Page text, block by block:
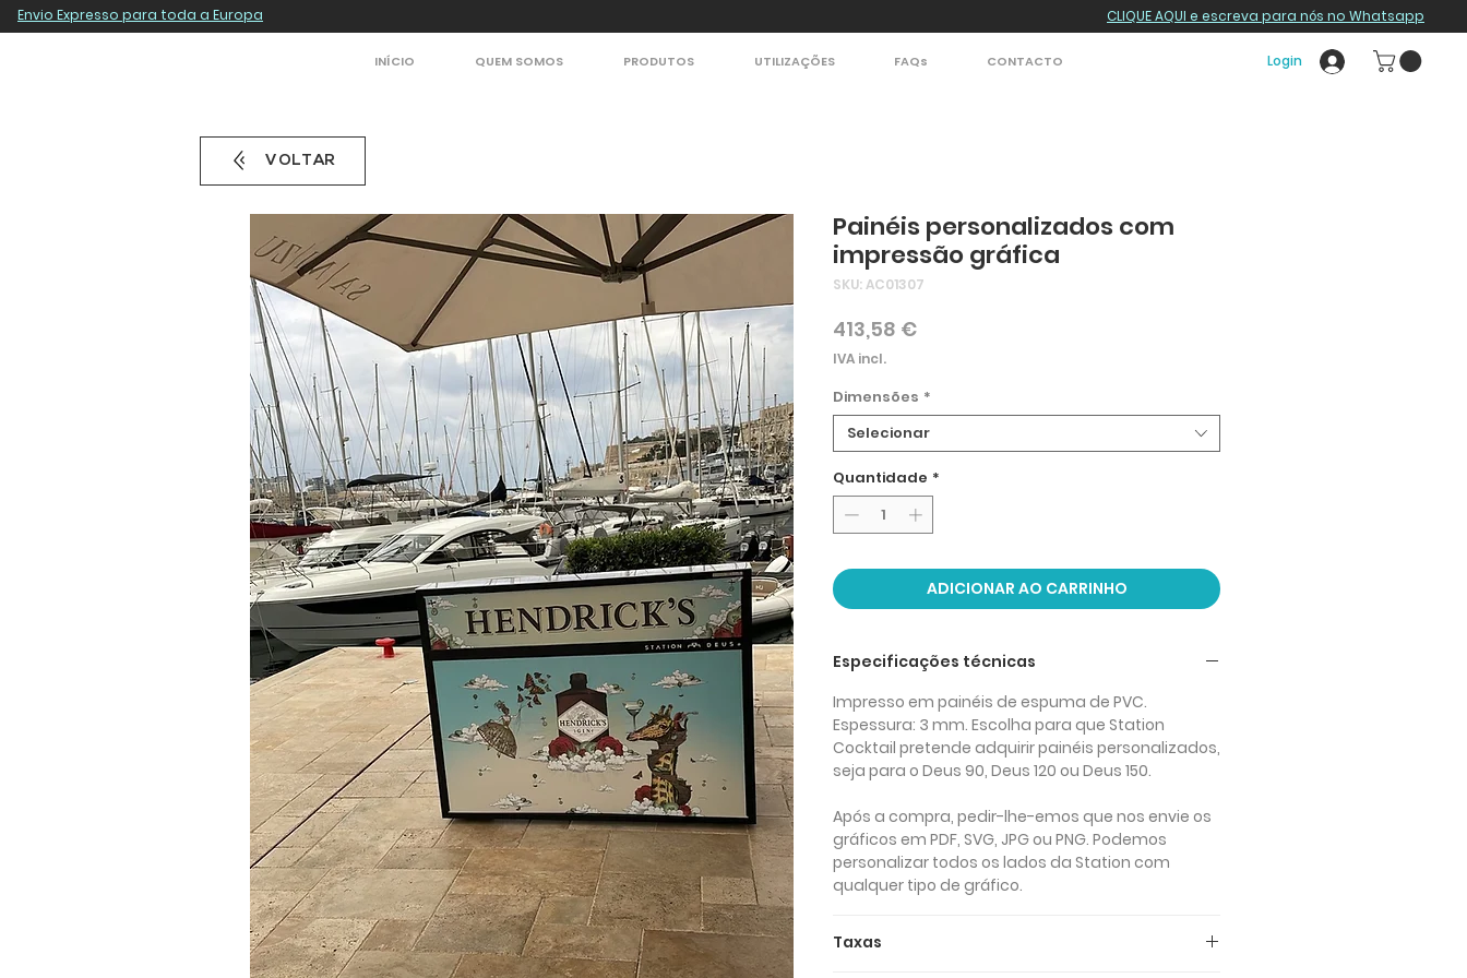
Envio Expresso para toda a Europa CLIQUE AQUI e escreva para nós no Whatsapp
INÍCIO QUEM SOMOS PRODUTOS UTILIZAÇÕES FAQs CONTACTO Login
VOLTAR
Painéis personalizados com
impressão gráfica
SKU: AC01307
413,58 €Preço
IVA incl.
Dimensões *
Selecionar
Quantidade *
ADICIONAR AO CARRINHO
Especificações técnicas
Impresso em painéis de espuma de PVC.
Espessura: 3 mm. Escolha para que Station
Cocktail pretende adquirir painéis personalizados,
seja para o Deus 90, Deus 120 ou Deus 150.
Após a compra, pedir-lhe-emos que nos envie os
gráficos em PDF, SVG, JPG ou PNG. Podemos
personalizar todos os lados da Station com
qualquer tipo de gráfico.
Taxas